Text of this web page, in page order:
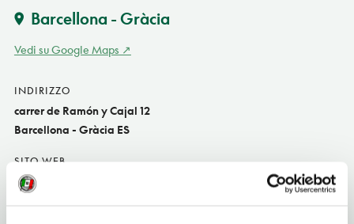
Barcellona - Gràcia
Vedi su Google Maps
INDIRIZZO
carrer de Ramón y Cajal 12
Barcellona - Gràcia ES
SITO WEB
www.lallavordelsorigens.com